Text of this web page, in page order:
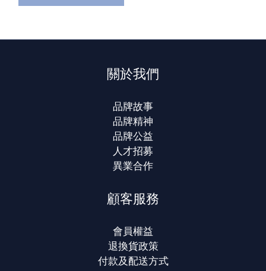
關於我們
品牌故事
品牌精神
品牌公益
人才招募
異業合作
顧客服務
會員權益
退換貨政策
付款及配送方式